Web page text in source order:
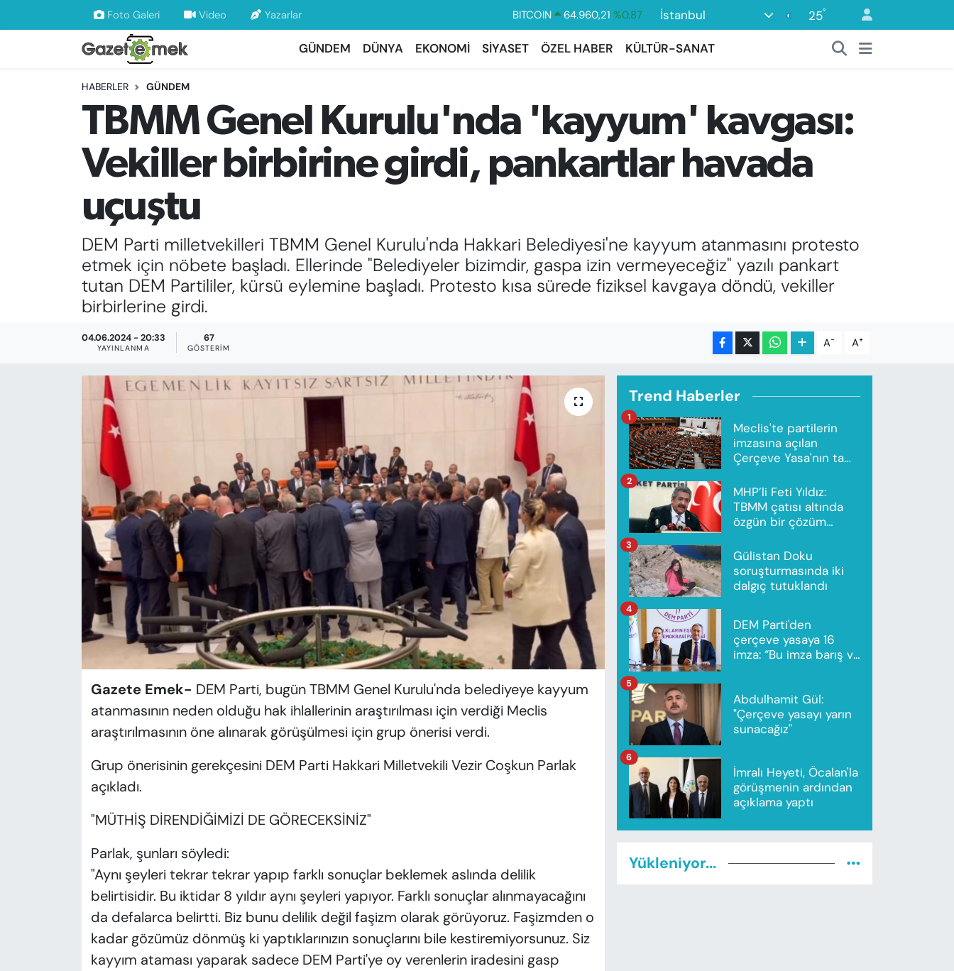
Foto Galeri Video Yazarlar DOLAR 47,7436 %0.18
EURO
55,2510
%0.32
BİST100
13.779 %-14
64.960,21 %0.87
İstanbul 25°
GÜNDEM DÜNYA EKONOMİ SİYASET ÖZEL HABER KÜLTÜR-SANAT
HABERLER GÜNDEM
TBMM Genel Kurulu'nda 'kayyum' kavgası:
Vekiller birbirine girdi, pankartlar havada
uçuştu
DEM Parti milletvekilleri TBMM Genel Kurulu'nda Hakkari Belediyesi'ne kayyum atanmasını protesto
etmek için nöbete başladı. Ellerinde "Belediyeler bizimdir, gaspa izin vermeyeceğiz" yazılı pankart
tutan DEM Partililer, kürsü eylemine başladı. Protesto kısa sürede fiziksel kavgaya döndü, vekiller
birbirlerine girdi.
04.06.2024 - 20:33
YAYINLANMA
67
GÖSTERIM A- A+
Gazete Emek- DEM Parti, bugün TBMM Genel Kurulu'nda belediyeye kayyum
atanmasının neden olduğu hak ihlallerinin araştırılması için verdiği Meclis
araştırılmasının öne alınarak görüşülmesi için grup önerisi verdi.
Grup önerisinin gerekçesini DEM Parti Hakkari Milletvekili Vezir Coşkun Parlak
açıkladı.
"MÜTHİŞ DİRENDİĞİMİZİ DE GÖRECEKSİNİZ"
Parlak, şunları söyledi:
"Aynı şeyleri tekrar tekrar yapıp farklı sonuçlar beklemek aslında delilik
belirtisidir. Bu iktidar 8 yıldır aynı şeyleri yapıyor. Farklı sonuçlar alınmayacağını
da defalarca belirtti. Biz bunu delilik değil faşizm olarak görüyoruz. Faşizmden o
kadar gözümüz dönmüş ki yaptıklarınızın sonuçlarını bile kestiremiyorsunuz. Siz
kayyım ataması yaparak sadece DEM Parti'ye oy verenlerin iradesini gasp
Trend Haberler
Meclis'te partilerin
imzasına açılan
Çerçeve Yasa'nın tam
1
MHP’li Feti Yıldız:
TBMM çatısı altında
özgün bir çözüm
2
Gülistan Doku
soruşturmasında iki
dalgıç tutuklandı
3
DEM Parti'den
çerçeve yasaya 16
imza: “Bu imza barış ve
4
Abdulhamit Gül:
"Çerçeve yasayı yarın
sunacağız"
5
İmralı Heyeti, Öcalan'la
görüşmenin ardından
açıklama yaptı
6
Yükleniyor...
DÜNYA
EKONOMİ
EMEK HABERLERİ
YENİ MEDYADA EMEK GAZETECİLİĞİNİ
GELİŞTİRMEK
FAYDALI BİLGİLER
GÜNDEM
EĞİTİM
KÜLTÜR-SANAT
ÖZEL HABER
YAZAR KÖŞESİ
SİYASET
VAN VE DİYARBAKIR HABERLERİ
Nöbetçi Eczaneler
Hava Durumu
İstanbul Namaz Vakitleri
Trafik Durumu
Süper Lig Puan Durumu ve Fikstür
Tüm Manşetler
Son Dakika Haberleri
Haber Arşivi